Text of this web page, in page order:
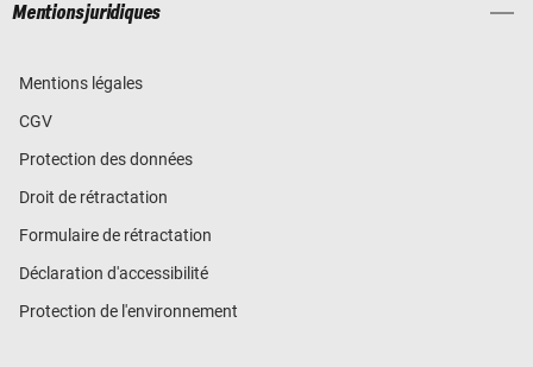
Mentions juridiques
Mentions légales
CGV
Protection des données
Droit de rétractation
Formulaire de rétractation
Déclaration d'accessibilité
Protection de l'environnement